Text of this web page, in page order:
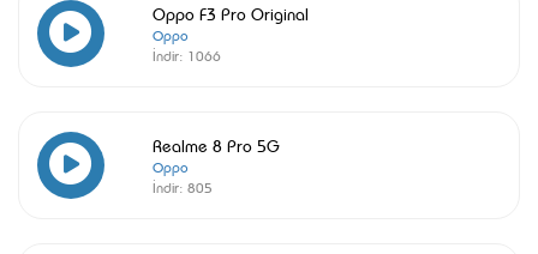
Oppo F3 Pro Original
Oppo
İndir: 1066
Realme 8 Pro 5G
Oppo
İndir: 805